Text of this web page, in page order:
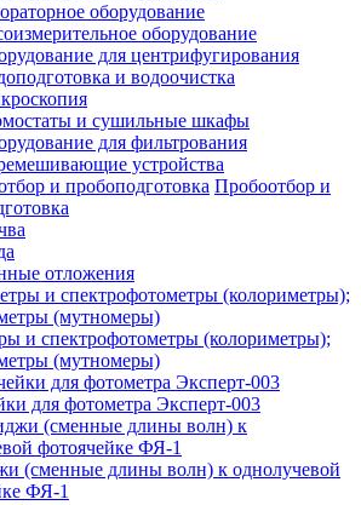
оборудование
оборудование
для центрифугирования
и водоочистка
и сушильные шкафы
для фильтрования
устройства
Пробоотбор и
отложения
и спектрофотометры (колориметры);
(мутномеры)
для фотометра Эксперт-003
(сменные длины волн) к однолучевой
ФЯ-1